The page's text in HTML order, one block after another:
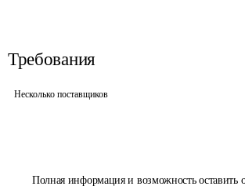
Полная информация и возможность оставить
Требования
Несколько поставщиков